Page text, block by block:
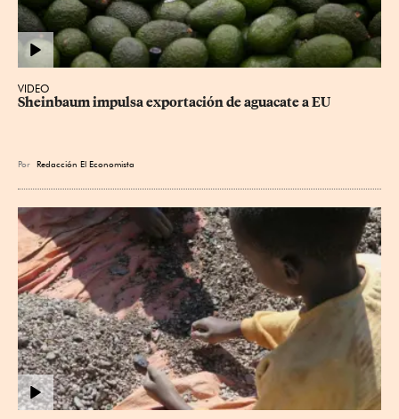
VIDEO
Sheinbaum impulsa exportación de aguacate a EU
Por Redacción El Economista